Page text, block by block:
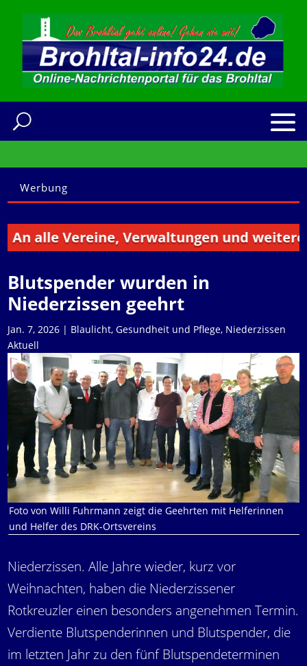
Werbung
Vereine, Verwaltungen und weitere
Blutspender wurden in
Niederzissen geehrt
Jan. 7, 2026 | Blaulicht, Gesundheit und Pflege, Niederzissen
Aktuell
Foto von Willi Fuhrmann zeigt die Geehrten mit Helferinnen
und Helfer des DRK-Ortsvereins
Niederzissen. Alle Jahre wieder, kurz vor
Weihnachten, haben die Niederzissener
Rotkreuzler einen besonders angenehmen Termin.
Verdiente Blutspenderinnen und Blutspender, die
im letzten Jahr zu den fünf Blutspendeterminen